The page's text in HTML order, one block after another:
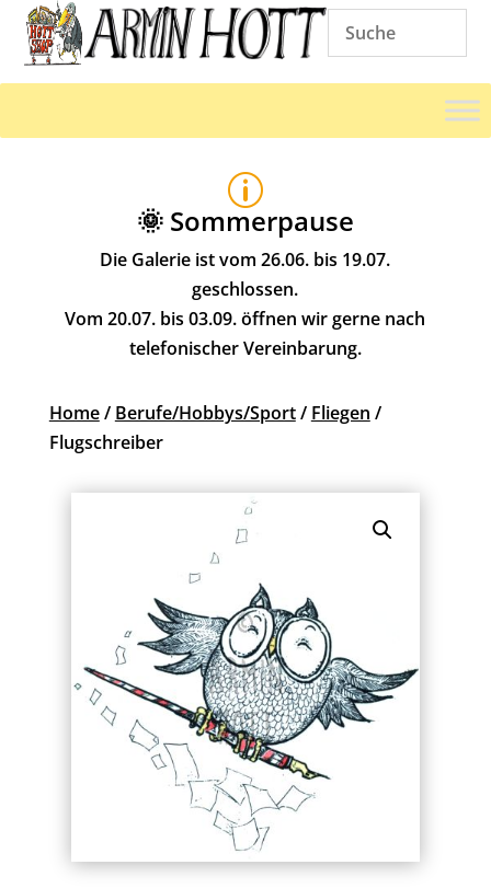
p
🌞 Sommerpause
Die Galerie ist vom 26.06. bis 19.07.
geschlossen.
Vom 20.07. bis 03.09. öffnen wir gerne nach
telefonischer Vereinbarung.
Home/ Berufe/Hobbys/Sport/ Fliegen /
Flugschreiber